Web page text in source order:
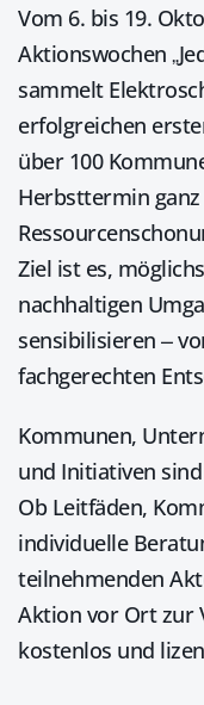
Vom 6. bis 19.
Aktionswochen
sammelt
erfolgreichen
über 100
Herbsttermin
Ziel ist es,
nachhaltigen
sensibilisieren –
fachgerechten
Kommunen,
und Initiativen
Ob Leitfäden,
individuelle
teilnehmenden
Aktion vor Ort zur
kostenlos und